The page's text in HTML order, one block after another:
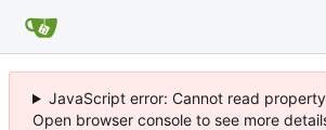
JavaScript error: Cannot read
Open browser console to see more